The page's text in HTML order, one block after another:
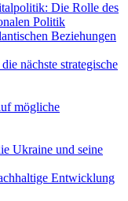
Die Rolle des
Politik
Beziehungen
nächste strategische
mögliche
Ukraine und seine
Entwicklung